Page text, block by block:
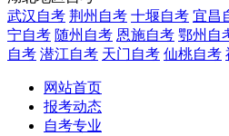
武汉自考 荆州自考 十堰自考 宜昌
宁自考 随州自考 恩施自考 鄂州自
自考 潜江自考 天门自考 仙桃自考
网站首页
报考动态
自考专业